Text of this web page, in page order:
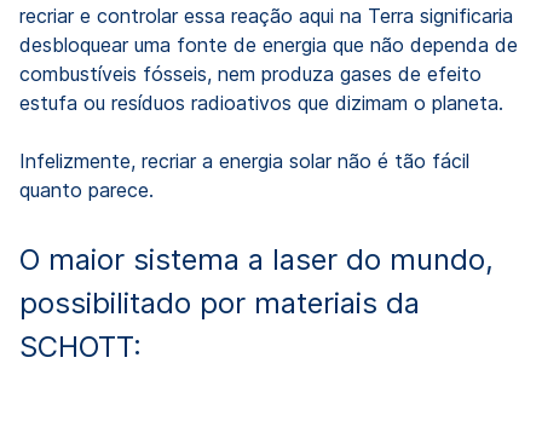
recriar e controlar essa reação aqui na Terra significaria
desbloquear uma fonte de energia que não dependa de
combustíveis fósseis, nem produza gases de efeito
estufa ou resíduos radioativos que dizimam o planeta.
Infelizmente, recriar a energia solar não é tão fácil
quanto parece.
O maior sistema a laser do mundo,
possibilitado por materiais da
SCHOTT: